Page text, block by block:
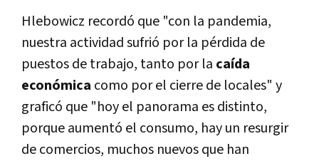
Hlebowicz recordó que "con la pandemia,
nuestra actividad sufrió por la pérdida de
puestos de trabajo, tanto por la caída
económica como por el cierre de locales" y
graficó que "hoy el panorama es distinto,
porque aumentó el consumo, hay un resurgir
de comercios, muchos nuevos que han